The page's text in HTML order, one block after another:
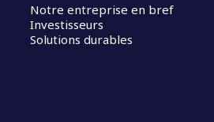
Notre entreprise en bref
Investisseurs
Solutions durables